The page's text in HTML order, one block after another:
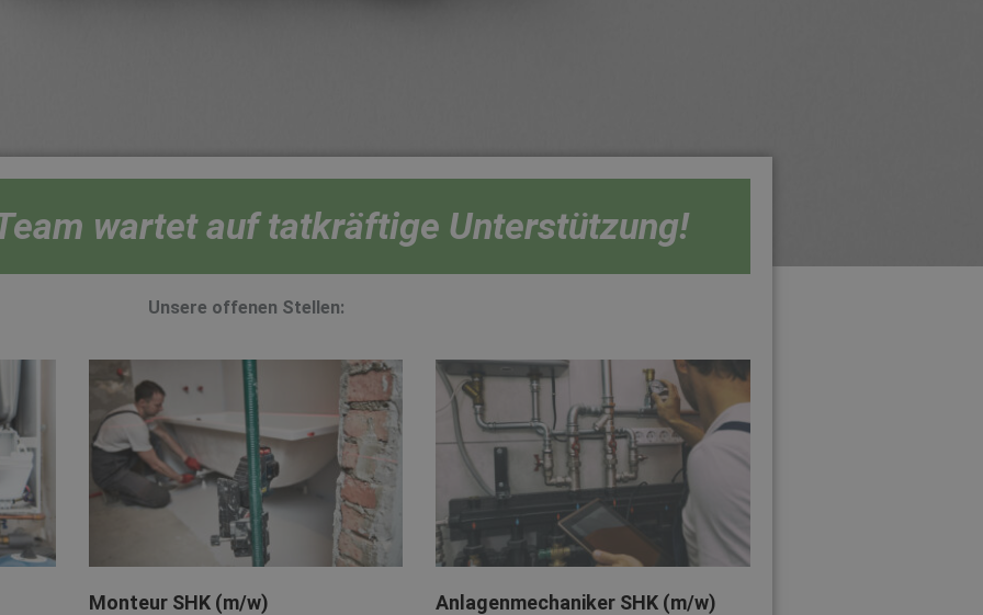
wartet auf tatkräftige Unterstützung!
Unsere offenen Stellen:
Monteur SHK (m/w) Anlagenmechaniker SHK (m/w)